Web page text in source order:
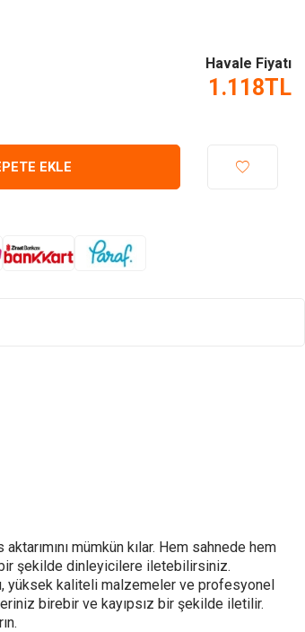
Havale Fiyatı
1.118TL
EKLE
mümkün kılar. Hem sahnede hem
şekilde dinleyicilere iletebilirsiniz.
yüksek kaliteli malzemeler ve profesyonel
birebir ve kayıpsız bir şekilde iletilir.